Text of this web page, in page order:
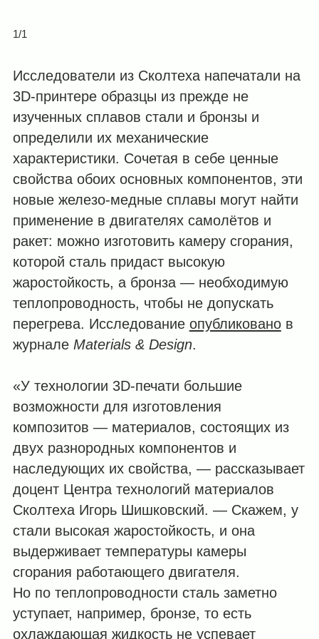
1/1
Исследователи из Сколтеха напечатали на
3D-принтере образцы из прежде не
изученных сплавов стали и бронзы и
определили их механические
характеристики. Сочетая в себе ценные
свойства обоих основных компонентов, эти
новые железо-медные сплавы могут найти
применение в двигателях самолётов и
ракет: можно изготовить камеру сгорания,
которой сталь придаст высокую
жаростойкость, а бронза — необходимую
теплопроводность, чтобы не допускать
перегрева. Исследование опубликованов
журнале Materials & Design.
«У технологии 3D-печати большие
возможности для изготовления
композитов — материалов, состоящих из
двух разнородных компонентов и
наследующих их свойства, — рассказывает
доцент Центра технологий материалов
Сколтеха Игорь Шишковский. — Скажем, у
стали высокая жаростойкость, и она
выдерживает температуры камеры
сгорания работающего двигателя.
Но по теплопроводности сталь заметно
уступает, например, бронзе, то есть
охлаждающая жидкость не успевает